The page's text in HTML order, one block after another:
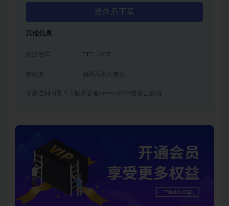
登录后下载
其他信息
资源格式 TTF，OTF
有效期 购买后永久有效
下载遇到问题？可联系客服qmsck0824或留言反馈